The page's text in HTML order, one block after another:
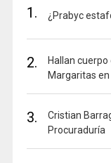
1. ¿Prabyc
2.
Hallan
Margaritas
3.
Cristian
Procuraduría